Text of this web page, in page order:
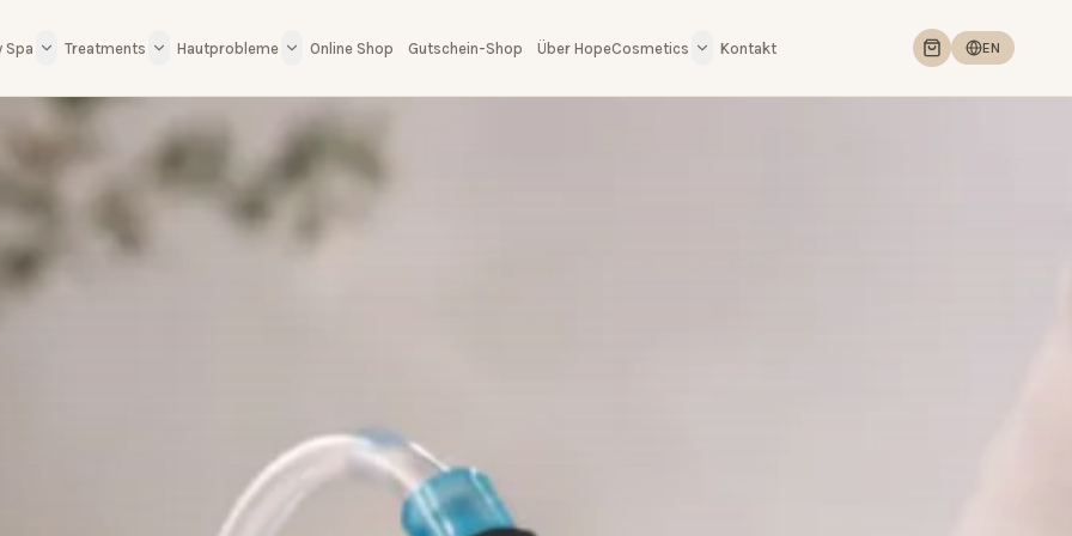
Spa Treatments Hautprobleme Online Shop Gutschein-Shop Über HopeCosmetics Kontakt EN